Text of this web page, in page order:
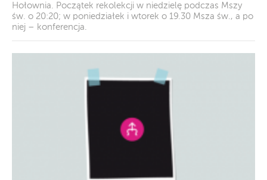
Hołownia. Początek rekolekcji w niedzielę podczas Mszy
św. o 20:20; w poniedziałek i wtorek o 19.30 Msza św., a po
niej – konferencja.